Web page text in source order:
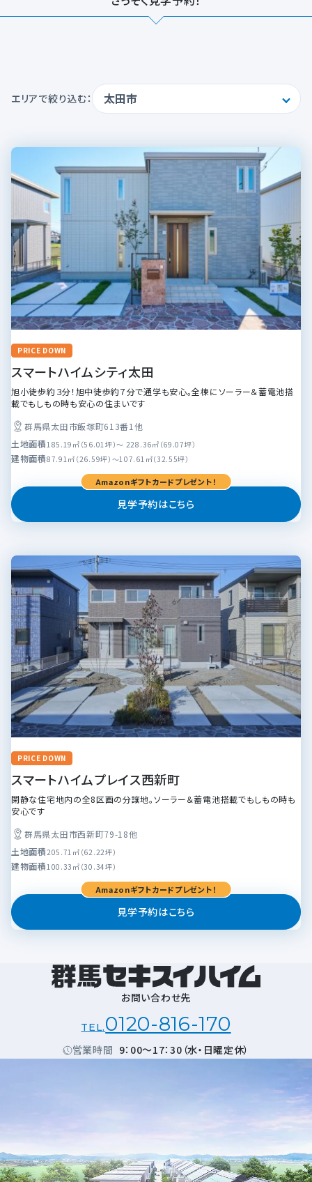
エリアで絞り込む：
PRICE DOWN
スマートハイムシティ太田
旭小徒歩約３分！旭中徒歩約７分で通学も安心。全棟にソーラー＆蓄電池搭
載でもしもの時も安心の住まいです
群馬県太田市飯塚町613番1他
土地面積 185.19㎡（56.01坪）～ 228.36㎡（69.07坪）
建物面積87.91㎡（26.59坪）～107.61㎡（32.55坪）
Amazonギフトカードプレゼント！
見学予約はこちら
PRICE DOWN
スマートハイムプレイス西新町
閑静な住宅地内の全8区画の分譲地。ソーラー＆蓄電池搭載でもしもの時も
安心です
群馬県太田市西新町79-18他
土地面積205.71㎡（62.22坪）
建物面積 100.33㎡（30.34坪）
Amazonギフトカードプレゼント！
見学予約はこちら
お問い合わせ先
TEL.0120-816-170
営業時間 9：00～17：30（水・日曜定休）